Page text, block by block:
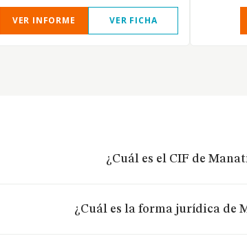
VER INFORME VER FICHA
¿Cuál es el CIF de
¿Cuál es la forma jurídica de